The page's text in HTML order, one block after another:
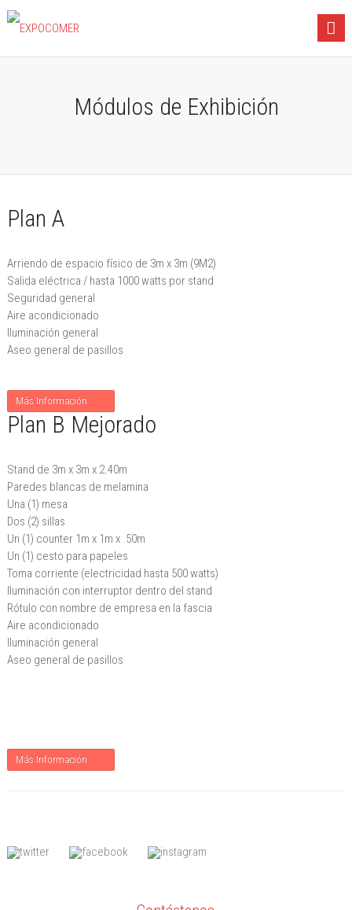
Módulos de Exhibición
Plan A
Arriendo de espacio físico de 3m x 3m (9M2)
Salida eléctrica / hasta 1000 watts por stand
Seguridad general
Aire acondicionado
Iluminación general
Aseo general de pasillos
Más Información
Plan B Mejorado
Stand de 3m x 3m x 2.40m
Paredes blancas de melamina
Una (1) mesa
Dos (2) sillas
Un (1) counter 1m x 1m x .50m
Un (1) cesto para papeles
Toma corriente (electricidad hasta 500 watts)
Iluminación con interruptor dentro del stand
Rótulo con nombre de empresa en la fascia
Aire acondicionado
Iluminación general
Aseo general de pasillos
Más Información